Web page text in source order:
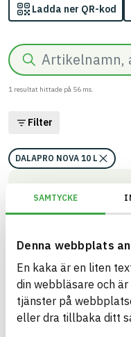
SAMTYCKE
Denna webbplats
En kaka är en liten
din webbläsare och
tjänster på
eller dra tillbaka ditt
Ladda ner QR-kod
Sök
1 resultat hittade på 56 ms.
Filter
DALAPRO NOVA 10 L
DALAPRO
BK04-KOD
GTIN
7391578110042
HÄLSO- OCH